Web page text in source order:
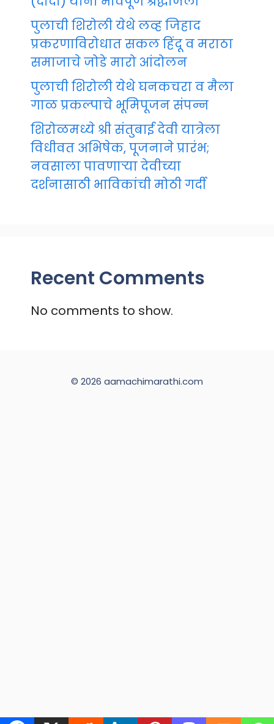
पुलाची शिरोली येथे लव्ह जिहाद
प्रकरणाविरोधात सकल हिंदू व मराठा
समाजाचे जोडे मारो आंदोलन
पुलाची शिरोली येथे घनकचरा व मैला
गाळ प्रकल्पाचे भूमिपूजन संपन्न
शिरोळमध्ये श्री संतुबाई देवी यात्रेला
विधीवत अभिषेक, पूजनाने प्रारंभ;
नवसाला पावणाऱ्या देवीच्या
दर्शनासाठी भाविकांची मोठी गर्दी
Recent Comments
No comments to show.
© 2026 aamachimarathi.com